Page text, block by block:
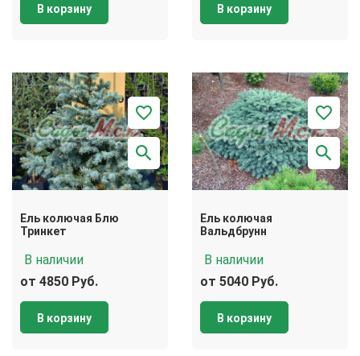
В корзину В корзину
Ель колючая Блю
Тринкет
В наличии
от 4850 Руб.
В корзину
Ель колючая
Вальдбрунн
В наличии
от 5040 Руб.
В корзину